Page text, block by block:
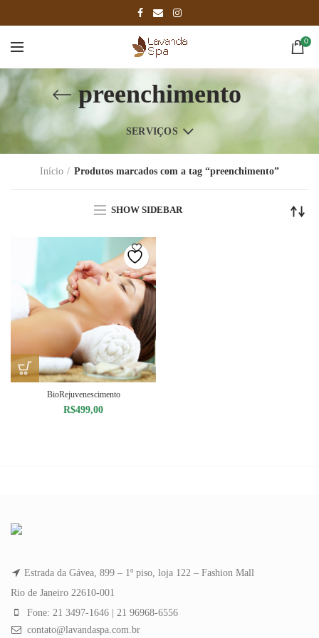
0
preenchimento
SERVIÇOS
Início Produtos marcados com a tag “preenchimento”
SHOW SIDEBAR
BioRejuvenescimento
R$499,00
Estrada da Gávea, 899 – 1º piso, loja 122 – Fashion Mall
Rio de Janeiro 22610-001
Fone: 21 3497-1646 | 21 96968-6556
contato@lavandaspa.com.br